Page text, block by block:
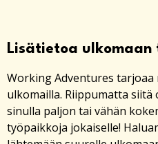
Lisätietoa ulkomaan
Working Adventures
ulkomailla. Riippumatta
sinulla paljon tai vähän
työpaikkoja jokaiselle!